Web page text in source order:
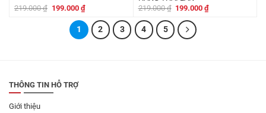
219.000₫ Giá
219.000 ₫.
199.000 ₫Giá
hiện
tại
là:
199.000 ₫.
219.000₫ Giá
là:
219.000 ₫.
199.000₫Giá
1 2 3 4 5
THÔNG TIN HỖ TRỢ
Giới thiệu